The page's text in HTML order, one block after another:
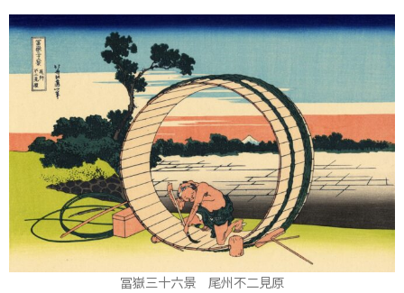
冨嶽三十六景 尾州不二見原